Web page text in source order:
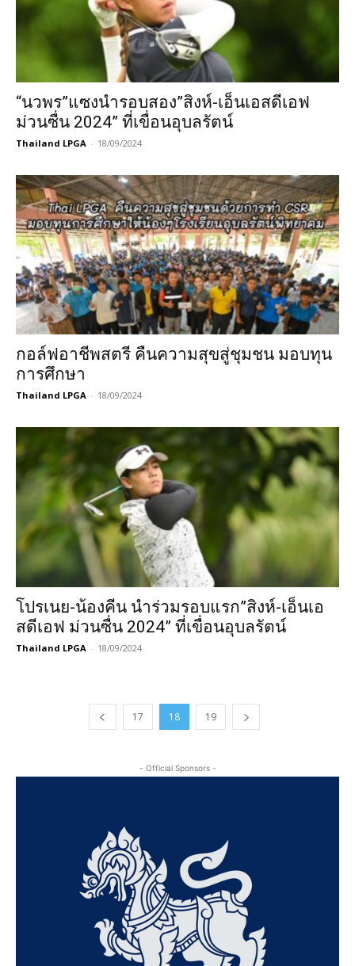
“นวพร”แซงนำรอบสอง”สิงห์-เอ็นเอสดีเอฟ
ม่วนซื่น 2024” ที่เขื่อนอุบลรัตน์
Thailand LPGA - 18/09/2024
กอล์ฟอาชีพสตรี คืนความสุขสู่ชุมชน มอบทุน
การศึกษา
Thailand LPGA - 18/09/2024
โปรเนย-น้องคีน นำร่วมรอบแรก”สิงห์-เอ็นเอ
สดีเอฟ ม่วนซื่น 2024” ที่เขื่อนอุบลรัตน์
Thailand LPGA - 18/09/2024
17 18 19
- Official Sponsors -